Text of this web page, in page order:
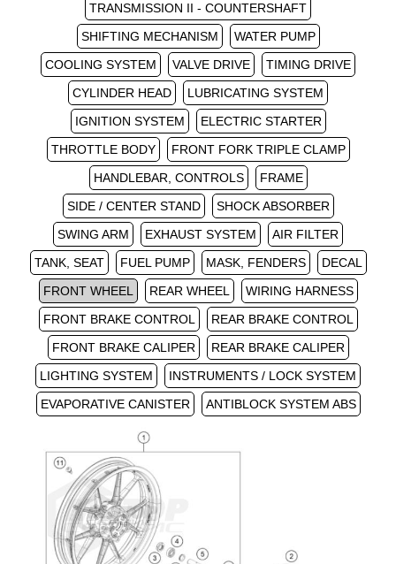
TRANSMISSION II - COUNTERSHAFT
SHIFTING MECHANISM
WATER PUMP
COOLING SYSTEM
VALVE DRIVE
TIMING DRIVE
CYLINDER HEAD
LUBRICATING SYSTEM
IGNITION SYSTEM
ELECTRIC STARTER
THROTTLE BODY
FRONT FORK TRIPLE CLAMP
HANDLEBAR, CONTROLS
FRAME
SIDE / CENTER STAND
SHOCK ABSORBER
SWING ARM
EXHAUST SYSTEM
AIR FILTER
TANK, SEAT
FUEL PUMP MASK, FENDERS
DECAL
FRONT WHEEL
REAR WHEEL
WIRING HARNESS
FRONT BRAKE CONTROL
REAR BRAKE CONTROL
FRONT BRAKE CALIPER
REAR BRAKE CALIPER
LIGHTING SYSTEM
INSTRUMENTS / LOCK SYSTEM
EVAPORATIVE CANISTER
ANTIBLOCK SYSTEM ABS